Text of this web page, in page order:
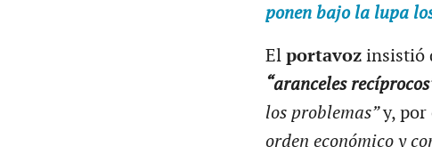
ponen bajo la lupa
El portavoz insistió
“aranceles
los problemas”y,
orden económico y